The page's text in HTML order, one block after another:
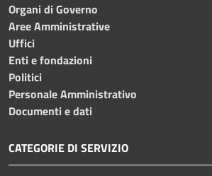
Organi di Governo
Aree Amministrative
Uffici
Enti e fondazioni
Politici
Personale Amministrativo
Documenti e dati
CATEGORIE DI SERVIZIO